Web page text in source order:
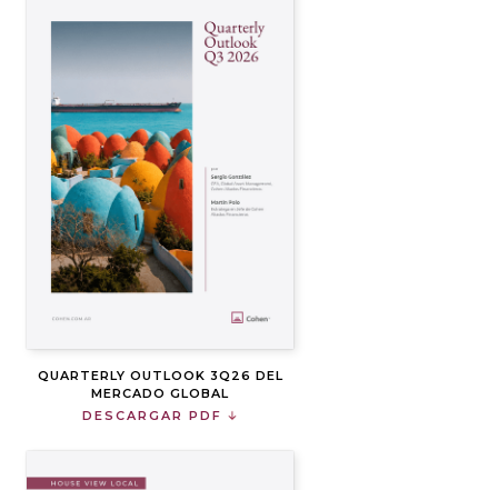
QUARTERLY OUTLOOK 3Q26 DEL
MERCADO GLOBAL
DESCARGAR PDF